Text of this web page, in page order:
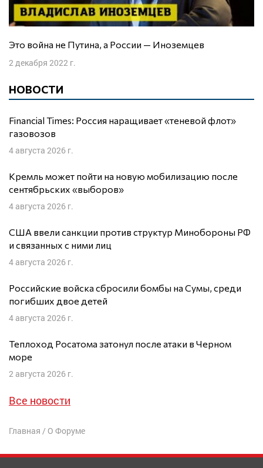
Это война не Путина, а России — Иноземцев
2 декабря 2022 г.
НОВОСТИ
Financial Times: Россия наращивает «теневой флот»
газовозов
4 августа 2026 г.
Кремль может пойти на новую мобилизацию после
сентябрьских «выборов»
4 августа 2026 г.
США ввели санкции против структур Минобороны РФ
и связанных с ними лиц
4 августа 2026 г.
Российские войска сбросили бомбы на Сумы, среди
погибших двое детей
4 августа 2026 г.
Теплоход Росатома затонул после атаки в Черном
море
2 августа 2026 г.
Все новости
Главная / О Форуме